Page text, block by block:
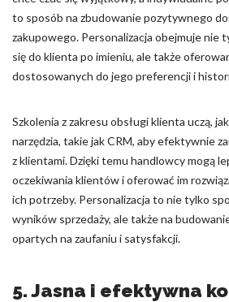
to sposób na zbudowanie pozytywnego
zakupowego. Personalizacja obejmuje nie
się do klienta po imieniu, ale także
dostosowanych do jego preferencji i
Szkolenia z zakresu obsługi klienta uczą,
narzędzia, takie jak CRM, aby efektywnie
z klientami. Dzięki temu handlowcy mogą
oczekiwania klientów i oferować im
ich potrzeby. Personalizacja to nie tylko
wyników sprzedaży, ale także na
opartych na zaufaniu i satysfakcji.
5. Jasna i efektywna